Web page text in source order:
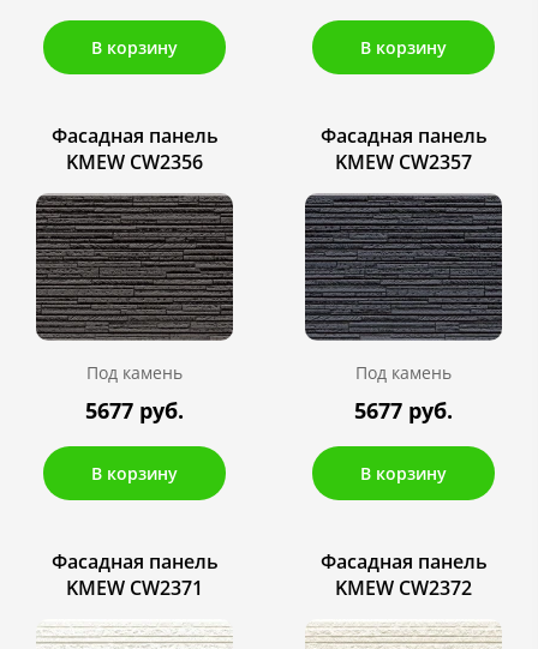
В корзину В корзину
Фасадная панель
KMEW CW2356
Под камень
5677 руб.
В корзину
Фасадная панель
KMEW CW2357
Под камень
5677 руб.
В корзину
Фасадная панель
KMEW CW2371
Фасадная панель
KMEW CW2372